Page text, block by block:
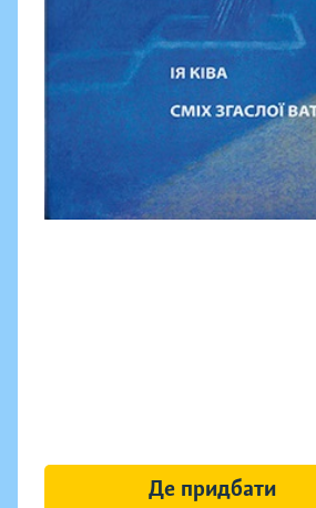
Де придбати